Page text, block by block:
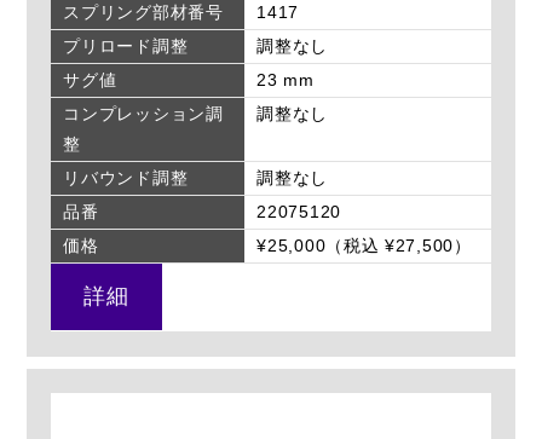
スプリング部材番号
1417
プリロード調整
調整なし
サグ値
23 mm
コンプレッション調
整
調整なし
リバウンド調整
調整なし
品番
22075120
価格
¥25,000（税込 ¥27,500）
詳細